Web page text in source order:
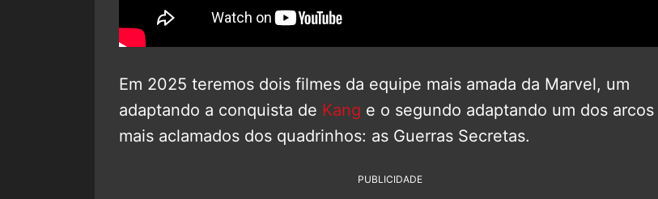
Em 2025 teremos dois filmes da equipe mais amada da Marvel, um
adaptando a conquista de Kang e o segundo adaptando um dos arcos
mais aclamados dos quadrinhos: as Guerras Secretas.
PUBLICIDADE